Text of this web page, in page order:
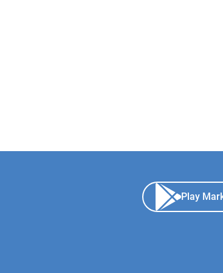
Play